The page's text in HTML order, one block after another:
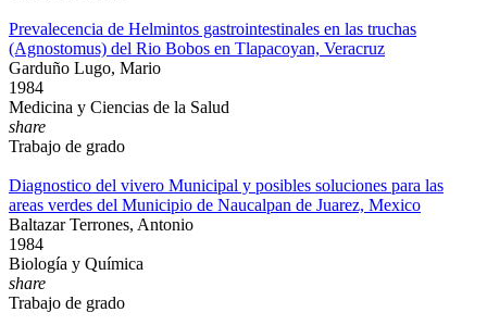
Prevalecencia de Helmintos gastrointestinales en las truchas
(Agnostomus) del Rio Bobos en Tlapacoyan, Veracruz
Garduño Lugo, Mario
1984
Medicina y Ciencias de la Salud
share
Trabajo de grado
Diagnostico del vivero Municipal y posibles soluciones para las
areas verdes del Municipio de Naucalpan de Juarez, Mexico
Baltazar Terrones, Antonio
1984
Biología y Química
share
Trabajo de grado